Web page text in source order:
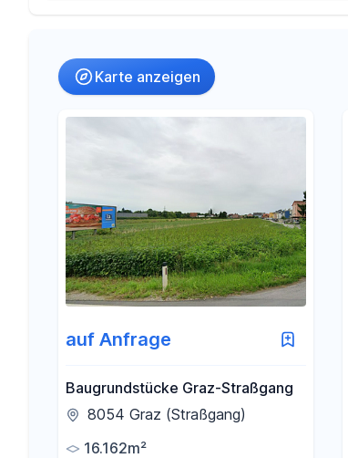
Fläche -
Karte anzeigen
auf Anfrage
Baugrundstücke Graz-Straßgang
8054 Graz (Straßgang)
16.162m²